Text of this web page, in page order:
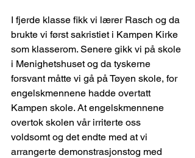
I fjerde klasse fikk vi lærer Rasch og da
brukte vi først sakristiet i Kampen Kirke
som klasserom. Senere gikk vi på skole
i Menighetshuset og da tyskerne
forsvant måtte vi gå på Tøyen skole, for
engelskmennene hadde overtatt
Kampen skole. At engelskmennene
overtok skolen vår irriterte oss
voldsomt og det endte med at vi
arrangerte demonstrasjonstog med